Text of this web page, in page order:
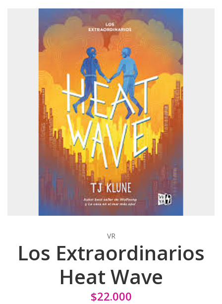
VR
Los Extraordinarios
Heat Wave
$22.000